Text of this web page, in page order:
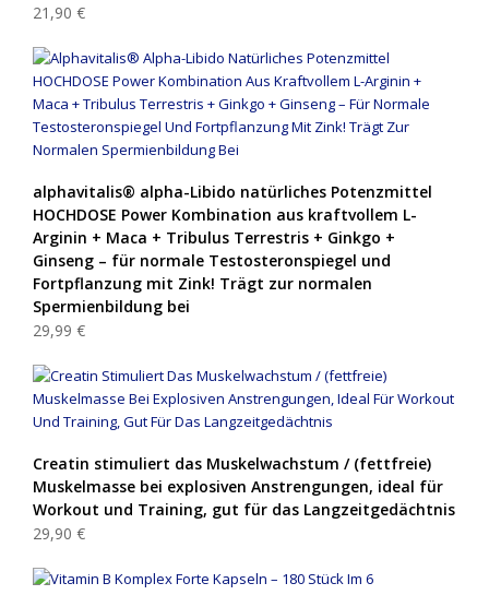
21,90 €
alphavitalis® alpha-Libido natürliches Potenzmittel
HOCHDOSE Power Kombination aus kraftvollem L-
Arginin + Maca + Tribulus Terrestris + Ginkgo +
Ginseng – für normale Testosteronspiegel und
Fortpflanzung mit Zink! Trägt zur normalen
Spermienbildung bei
29,99 €
Creatin stimuliert das Muskelwachstum / (fettfreie)
Muskelmasse bei explosiven Anstrengungen, ideal für
Workout und Training, gut für das Langzeitgedächtnis
29,90 €